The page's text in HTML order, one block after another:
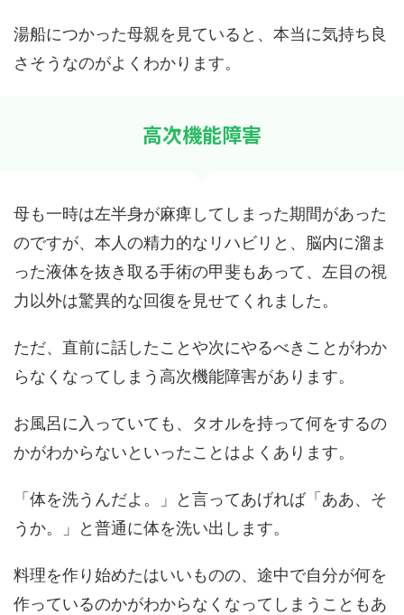
湯船につかった母親を見ていると、本当に気持ち良
さそうなのがよくわかります。
高次機能障害
母も一時は左半身が麻痺してしまった期間があった
のですが、本人の精力的なリハビリと、脳内に溜ま
った液体を抜き取る手術の甲斐もあって、左目の視
力以外は驚異的な回復を見せてくれました。
ただ、直前に話したことや次にやるべきことがわか
らなくなってしまう高次機能障害があります。
お風呂に入っていても、タオルを持って何をするの
かがわからないといったことはよくあります。
「体を洗うんだよ。」と言ってあげれば「ああ、そ
うか。」と普通に体を洗い出します。
料理を作り始めたはいいものの、途中で自分が何を
作っているのかがわからなくなってしまうこともあ